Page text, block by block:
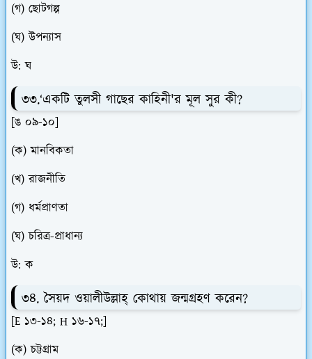
(গ) ছোটগল্প
(ঘ) উপন্যাস
উ: ঘ
৩৩.‘একটি তুলসী গাছের কাহিনী'র মূল সুর কী?
[ঙ ০৯-১০]
(ক) মানবিকতা
(খ) রাজনীতি
(গ) ধর্মপ্রাণতা
(ঘ) চরিত্র-প্রাধান্য
উ: ক
৩৪. সৈয়দ ওয়ালীউল্লাহ্ কোথায় জন্মগ্রহণ করেন?
[E ১৩-১৪; H ১৬-১৭;]
(ক) চট্টগ্রাম